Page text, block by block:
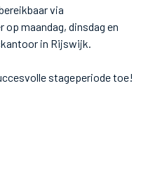
via
op maandag, dinsdag en
in Rijswijk.
stageperiode toe!